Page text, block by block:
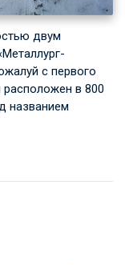
двум
с первого
в 800
названием